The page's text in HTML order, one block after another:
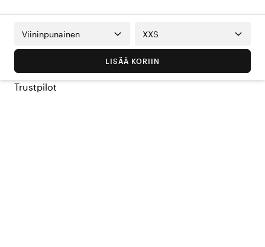
Viininpunainen XXS
LISÄÄ KORIIN
Trustpilot